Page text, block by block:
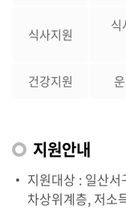
식사지원
식
건강지원
지원안내
지원대상 : 일산
차상위계층, 저소